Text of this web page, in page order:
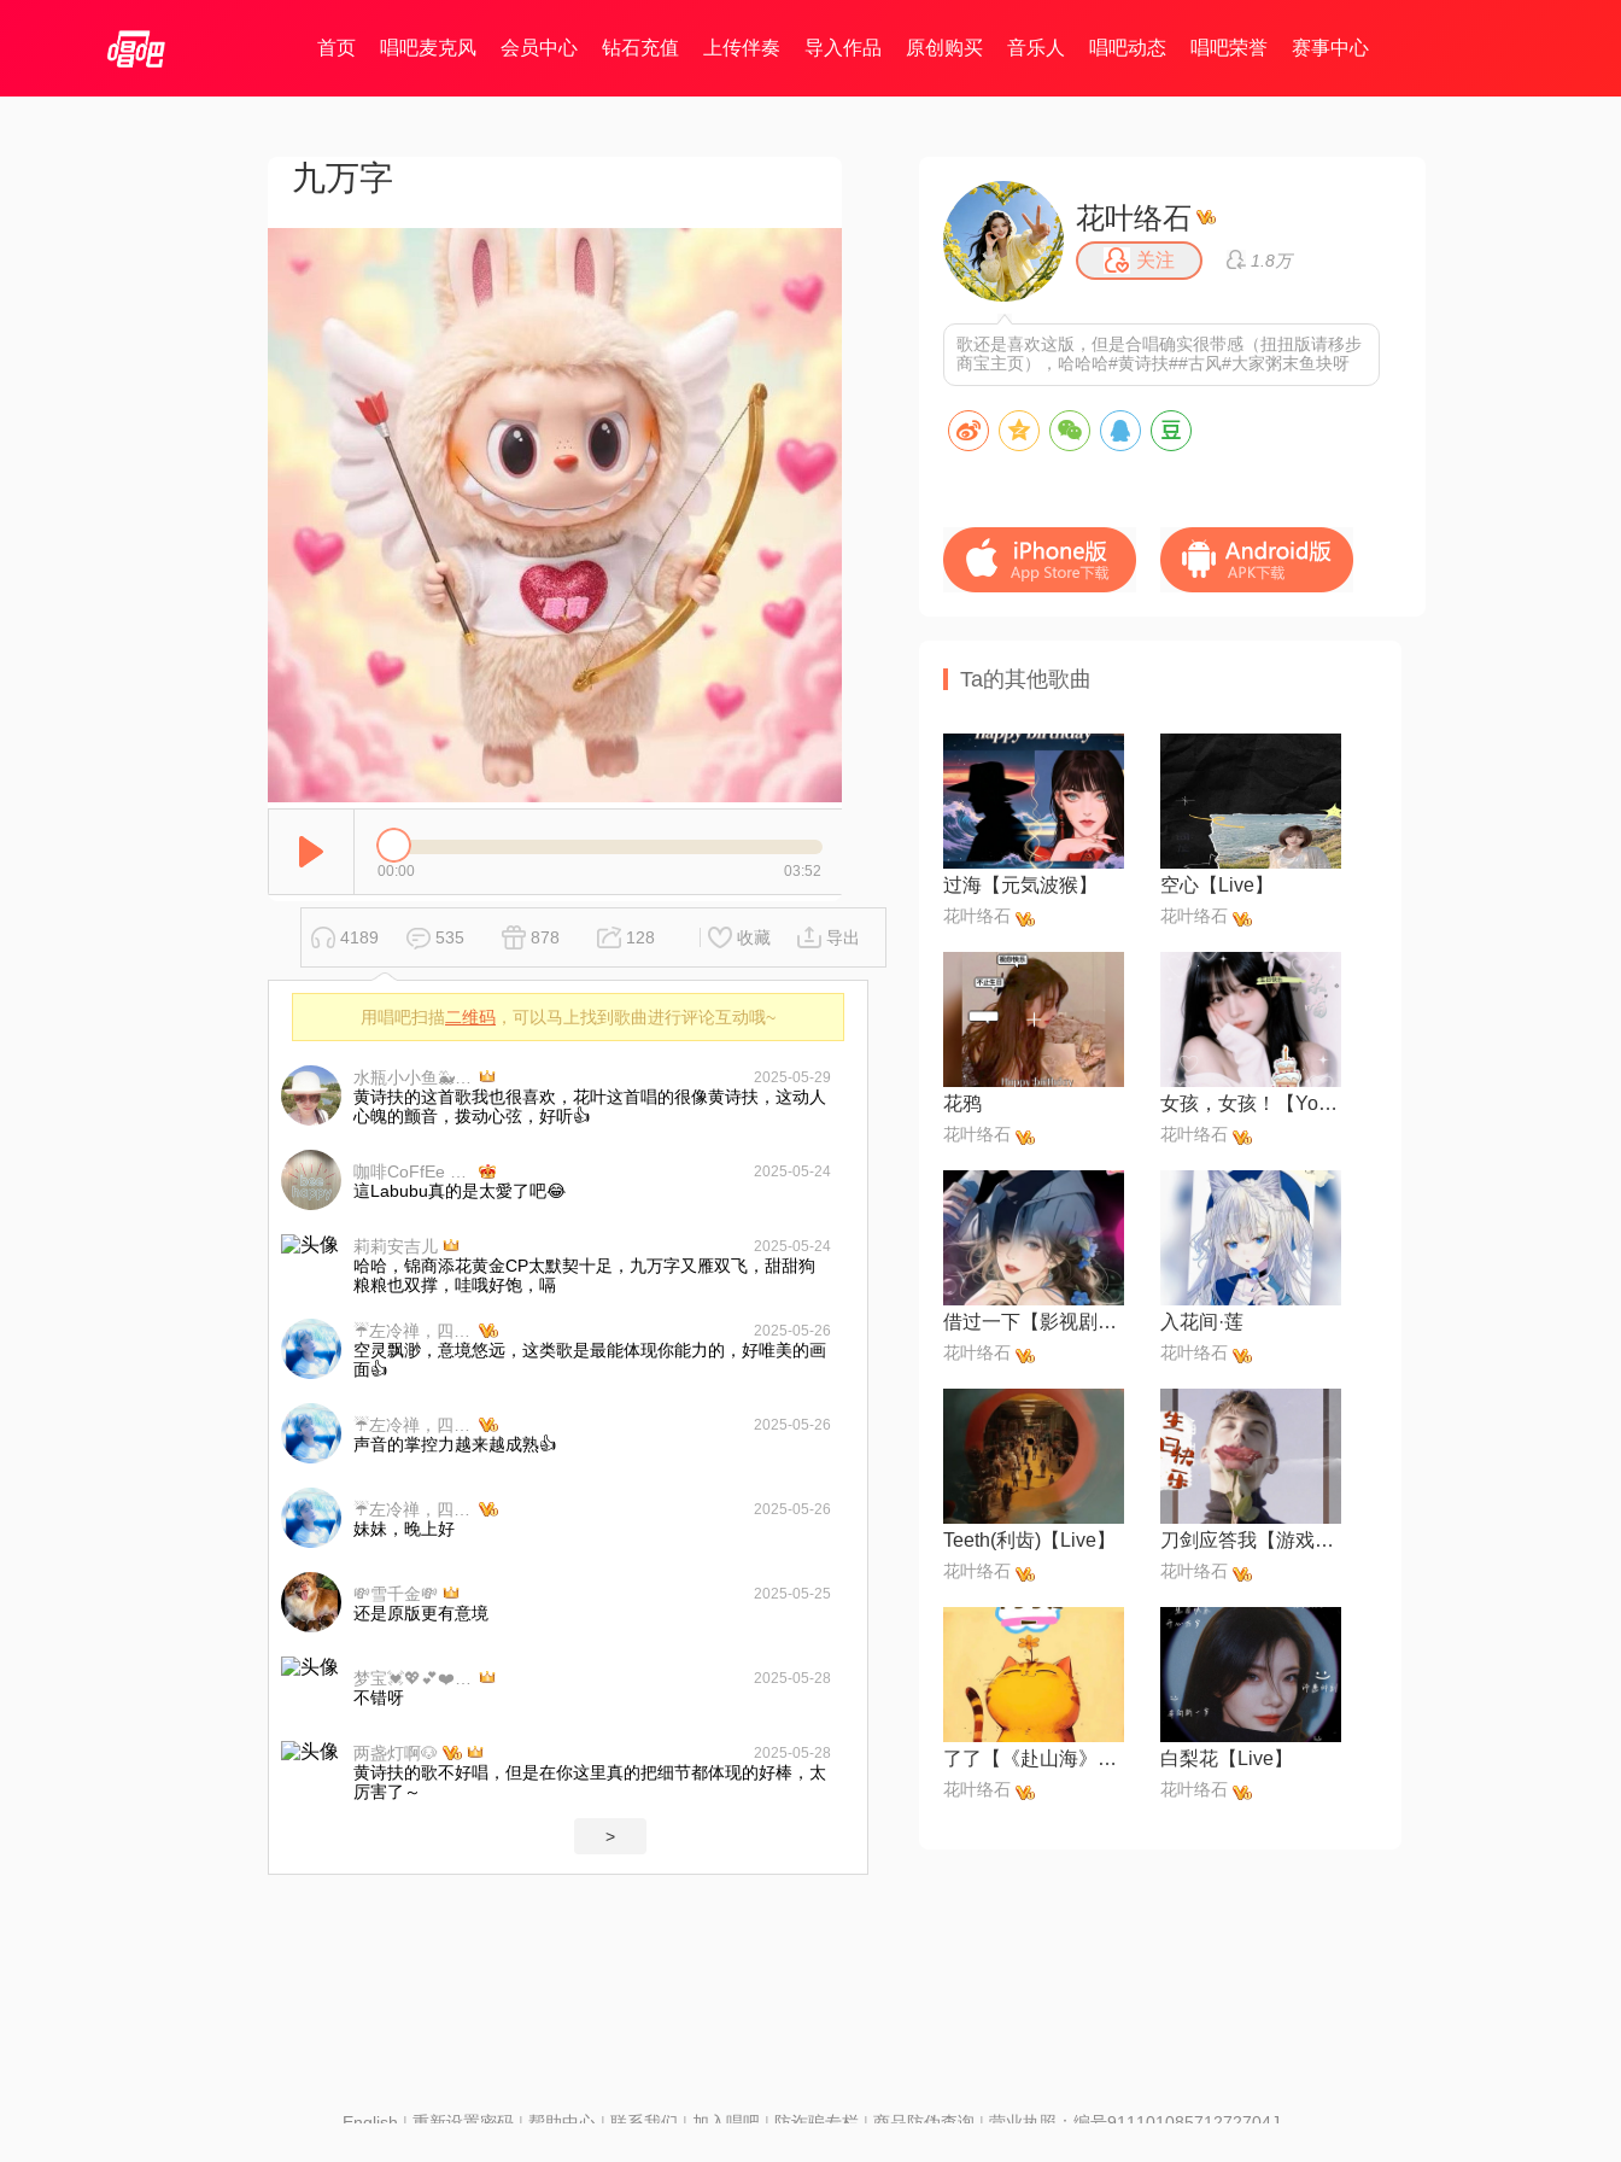
首页 唱吧麦克风 会员中心 钻石充值 上传伴奏 导入作品 原创购买 音乐人 唱吧动态 唱吧荣誉 赛事中心
九万字
00:00 03:52
4189 535 878 128 收藏 导出
用唱吧扫描二维码 ，可以马上找到歌曲进行评论互动哦~
2025-05-29
黄诗扶的这首歌我也很喜欢，花叶这首唱的很像黄诗扶，这动人
心魄的颤音，拨动心弦，好听👍
2025-05-24
這Labubu真的是太愛了吧😂
莉莉安吉儿 2025-05-24
哈哈，锦商添花黄金CP太默契十足，九万字又雁双飞，甜甜狗
粮粮也双撑，哇哦好饱，嗝
2025-05-26
空灵飘渺，意境悠远，这类歌是最能体现你能力的，好唯美的画
面👍
2025-05-26
声音的掌控力越来越成熟👍
2025-05-26
妹妹，晚上好
💸雪千金💸 2025-05-25
还是原版更有意境
2025-05-28
不错呀
两盏灯啊🐶 2025-05-28
黄诗扶的歌不好唱，但是在你这里真的把细节都体现的好棒，太
厉害了～
>
花叶络石
关注 1.8万
歌还是喜欢这版，但是合唱确实很带感（扭扭版请移步
商宝主页），哈哈哈#黄诗扶##古风#大家粥末鱼块呀
Ta的其他歌曲
过海【元気波猴】
花叶络石
空心【Live】
花叶络石
花鸦
花叶络石
女孩，女孩！【Yoko自用】
花叶络石
借过一下【影视剧《庆余年第二季》片尾曲】
花叶络石
入花间·莲
花叶络石
Teeth(利齿)【Live】
花叶络石
刀剑应答我【游戏《剑网3》第二届竞技群英赛宣传曲】
花叶络石
了了【《赴山海》网络剧插曲】
花叶络石
白梨花【Live】
花叶络石
English | 重新设置密码| 帮助中心 | 联系我们 | 加入唱吧 | 防诈骗专栏 | 商品防伪查询 | 营业执照：编号91110108571272704J